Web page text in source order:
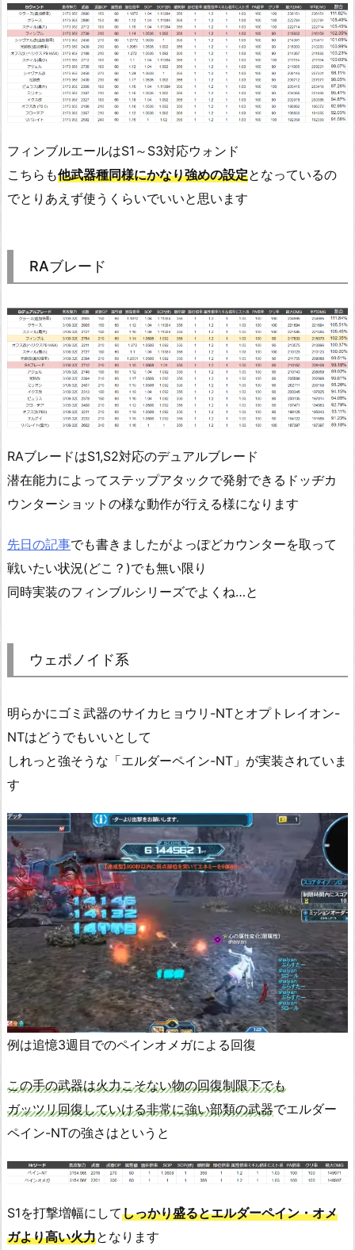
フィンブルエールはS1～S3対応ウォンド
こちらも他武器種同様にかなり強めの設定となっているの
でとりあえず使うくらいでいいと思います
RAブレード
RAブレードはS1,S2対応のデュアルブレード
潜在能力によってステップアタックで発射できるドッヂカ
ウンターショットの様な動作が行える様になります
先日の記事でも書きましたがよっぽどカウンターを取って
戦いたい状況(どこ？)でも無い限り
同時実装のフィンブルシリーズでよくね…と
ウェポノイド系
明らかにゴミ武器のサイカヒョウリ-NTとオプトレイオン-
NTはどうでもいいとして
しれっと強そうな「エルダーペイン-NT」が実装されていま
す
例は追憶3週目でのペインオメガによる回復
この手の武器は火力こそない物の回復制限下でも
ガッツリ回復していける非常に強い部類の武器でエルダー
ペイン-NTの強さはというと
S1を打撃増幅にしてしっかり盛るとエルダーペイン・オメ
ガより高い火力となります